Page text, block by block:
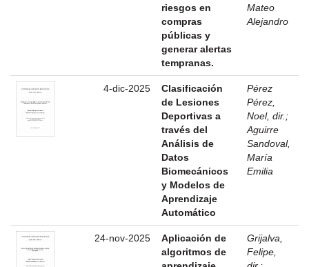
riesgos en
compras
públicas y
generar alertas
tempranas.
Mateo
Alejandro
4-dic-2025
Clasificación
de Lesiones
Deportivas a
través del
Análisis de
Datos
Biomecánicos
y Modelos de
Aprendizaje
Automático
Pérez
Pérez,
Noel, dir. ;
Aguirre
Sandoval,
María
Emilia
24-nov-2025
Aplicación de
algoritmos de
Grijalva,
Felipe,